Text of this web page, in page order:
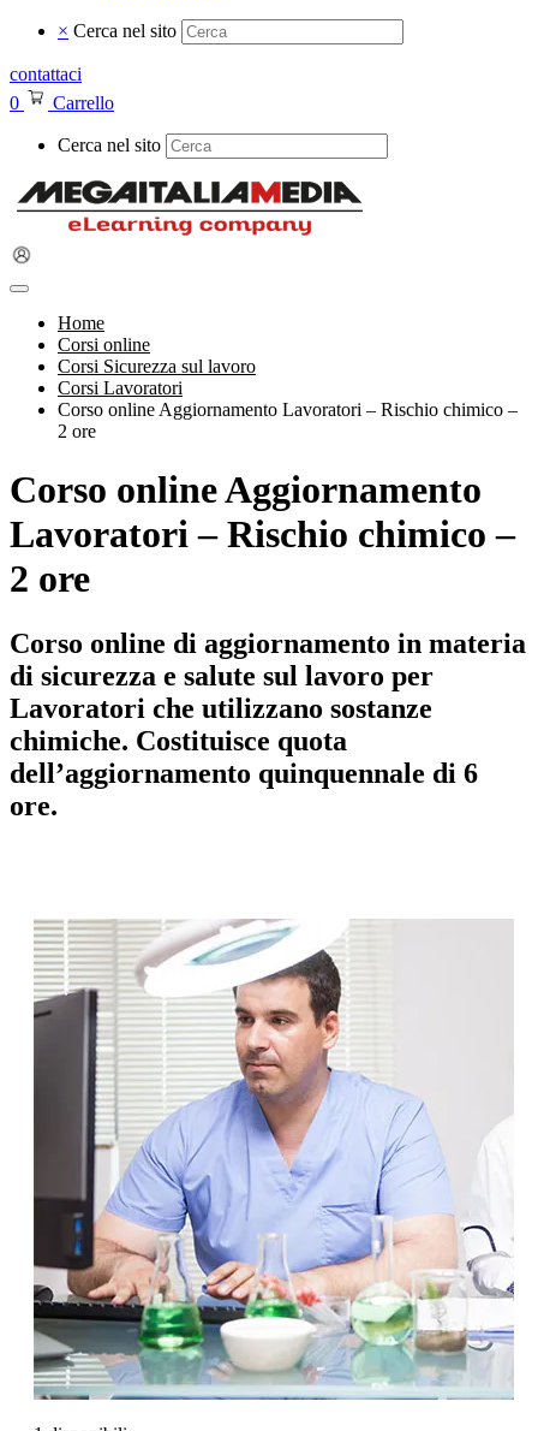
× Cerca nel sito
contattaci
0
Carrello
Cerca nel sito
Home
Corsi online
Corsi Sicurezza sul lavoro
Corsi Lavoratori
Corso online Aggiornamento Lavoratori – Rischio chimico –
2 ore
Corso online Aggiornamento
Lavoratori – Rischio chimico –
2 ore
Corso online di aggiornamento in materia
di sicurezza e salute sul lavoro per
Lavoratori che utilizzano sostanze
chimiche. Costituisce quota
dell’aggiornamento quinquennale di 6
ore.